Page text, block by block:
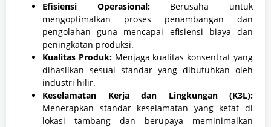
Efisiensi Operasional:Berusaha untuk
mengoptimalkan proses penambangan dan
pengolahan guna mencapai efisiensi biaya dan
peningkatan produksi.
Kualitas Produk:Menjaga kualitas konsentrat yang
dihasilkan sesuai standar yang dibutuhkan oleh
industri hilir.
Keselamatan Kerja dan Lingkungan (K3L):
Menerapkan standar keselamatan yang ketat di
lokasi tambang dan berupaya meminimalkan